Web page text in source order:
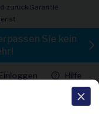
zurück-Garantie
Sie kein
Einloggen Hilfe